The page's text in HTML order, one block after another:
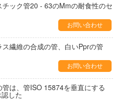
ック管20 - 63のMmの耐食性のセ
お問い合わせ
ス繊維の合成の管、白いPprの管
お問い合わせ
は、管ISO 15874を垂直にする
した